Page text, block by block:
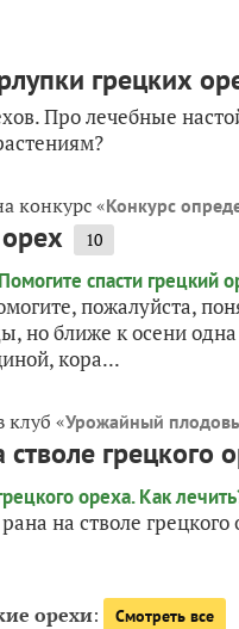
грецких
Про лечебные
конкурс «Конкурс
10
пожалуйста,
но ближе к осени
кора...
клуб «Урожайный
грецкого
на стволе
орехи: Смотреть все